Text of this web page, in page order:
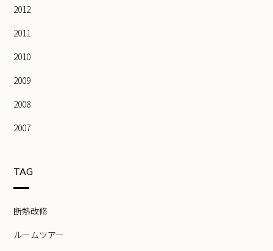
2012
2011
2010
2009
2008
2007
TAG
断熱改修
ルームツアー